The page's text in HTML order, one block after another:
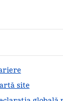
site